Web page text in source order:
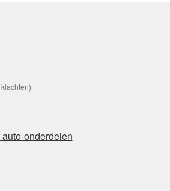
onderdelen